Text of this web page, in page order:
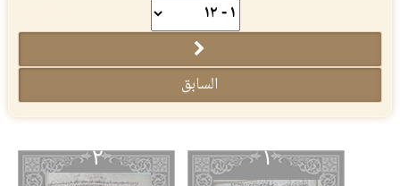
السابق
١ ٢